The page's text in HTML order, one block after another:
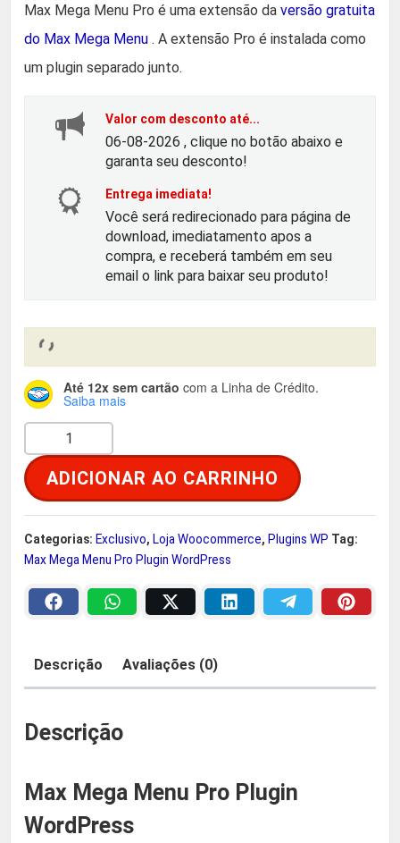
r
o
o
r
i
n
l
e
r
a
$
5
r
o
a
t
u
é
R
3
9
9
Max Mega Menu Pro é uma extensão da versão gratuita
do Max Mega Menu . A extensão Pro é instalada como
um plugin separado junto.
Valor com desconto até...
06-08-2026 , clique no botão abaixo e
garanta seu desconto!
Entrega imediata!
Você será redirecionado para página de
download, imediatamento apos a
compra, e receberá também em seu
email o link para baixar seu produto!
Até 12x sem cartão com a Linha de Crédito.
Saiba mais
a
x
e
g
r
u
ADICIONAR AO CARRINHO
Categorias: Exclusivo, Loja Woocommerce, Plugins WP Tag:
Max Mega Menu Pro Plugin WordPress
Descrição Avaliações (0)
Descrição
Max Mega Menu Pro Plugin
WordPress